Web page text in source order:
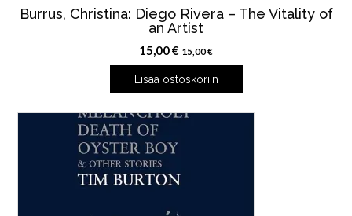
Burrus, Christina: Diego Rivera – The Vitality of
an Artist
15,00€ 15,00€
Lisää ostoskoriin